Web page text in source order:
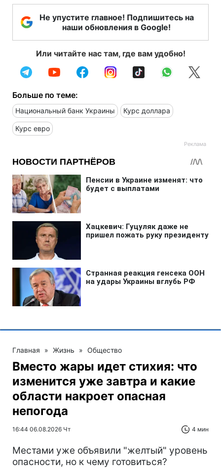
Не упустите главное! Подпишитесь на
наши обновления в Google!
Или читайте нас там, где вам удобно!
Больше по теме:
Национальный банк Украины Курс доллара
Курс евро
Главная » Жизнь » Общество
Вместо жары идет стихия: что
изменится уже завтра и какие
области накроет опасная
непогода
16:44 06.08.2026 Чт 4 мин
Местами уже объявили "желтый" уровень
опасности, но к чему готовиться?